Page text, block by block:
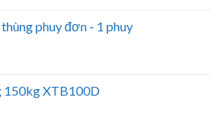
phuy đơn - 1 phuy
150kg XTB100D